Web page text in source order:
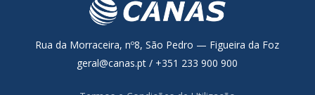
Rua da Morraceira, nº8, São Pedro — Figueira da Foz
geral@canas.pt / +351 233 900 900